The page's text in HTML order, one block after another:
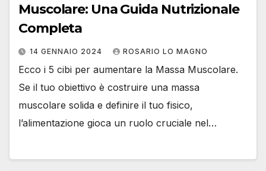
Muscolare: Una Guida Nutrizionale
Completa
14 GENNAIO 2024 ROSARIO LO MAGNO
Ecco i 5 cibi per aumentare la Massa Muscolare.
Se il tuo obiettivo è costruire una massa
muscolare solida e definire il tuo fisico,
l’alimentazione gioca un ruolo cruciale nel…